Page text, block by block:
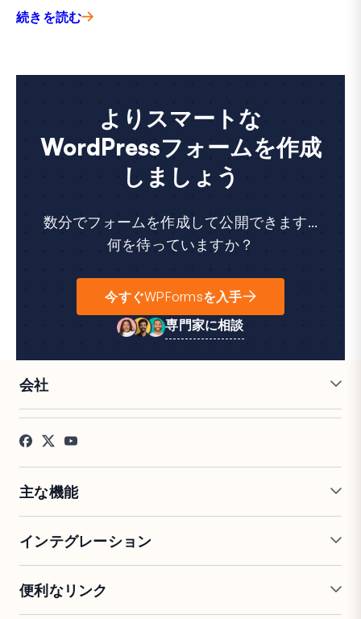
続きを読む
よりスマートな
WordPressフォームを作成
しましょう
数分でフォームを作成して公開できます...
何を待っていますか？
今すぐWPFormsを入手
専門家に相談
会社
採用情報
お客様の声
プレス
アフィリエイト
主な機能
条件付きロジック
会話型フォーム
フォームランディングページ
エントリー管理
PDF生成
署名フォーム
インテグレーション
Google Sheets
便利なリンク